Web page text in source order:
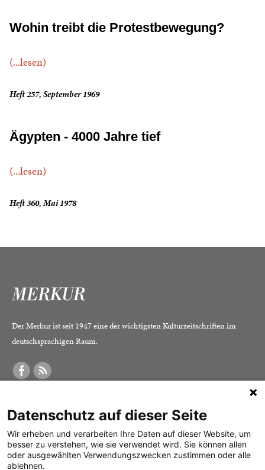
Wohin treibt die Protestbewegung?
(...lesen)
Heft 257, September 1969
Ägypten - 4000 Jahre tief
(...lesen)
Heft 360, Mai 1978
Der Merkur ist seit 1947 eine der wichtigsten Kulturzeitschriften im
deutschsprachigen Raum.
Was ist der Merkur?
Herausgeber /
Redaktion
Verlag
Alle Abos im Überblick
Print-Abo
Digital-Abo
Impressum
Datenschutz
Mediadaten
Datenschutz auf dieser Seite
Wir erheben und verarbeiten Ihre Daten auf dieser Website, um
besser zu verstehen, wie sie verwendet wird. Sie können allen
oder ausgewählten Verwendungszwecken zustimmen oder alle
ablehnen.